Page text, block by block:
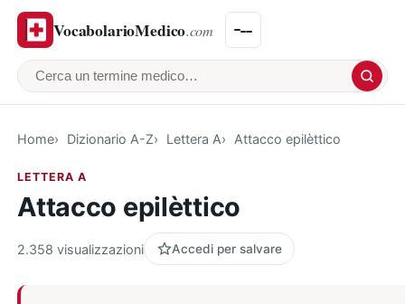
VocabolarioMedico.com
Cerca un termine medico
Home Dizionario A-Z Lettera A Attacco epilèttico
LETTERA A
Attacco epilèttico
2.358 visualizzazioni Accedi per salvare